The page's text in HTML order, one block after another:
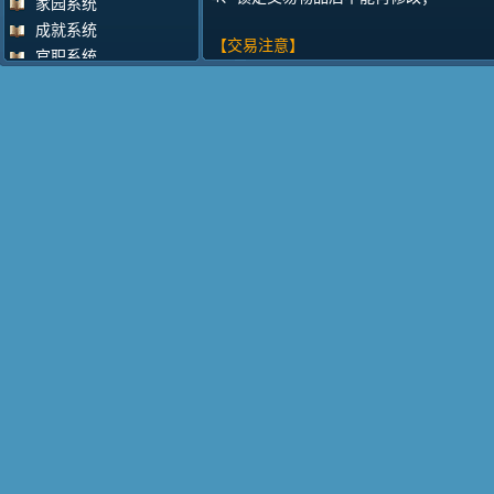
成就系统
官职系统
【交易注意】
为了防止上当受骗，请在双方锁定交易